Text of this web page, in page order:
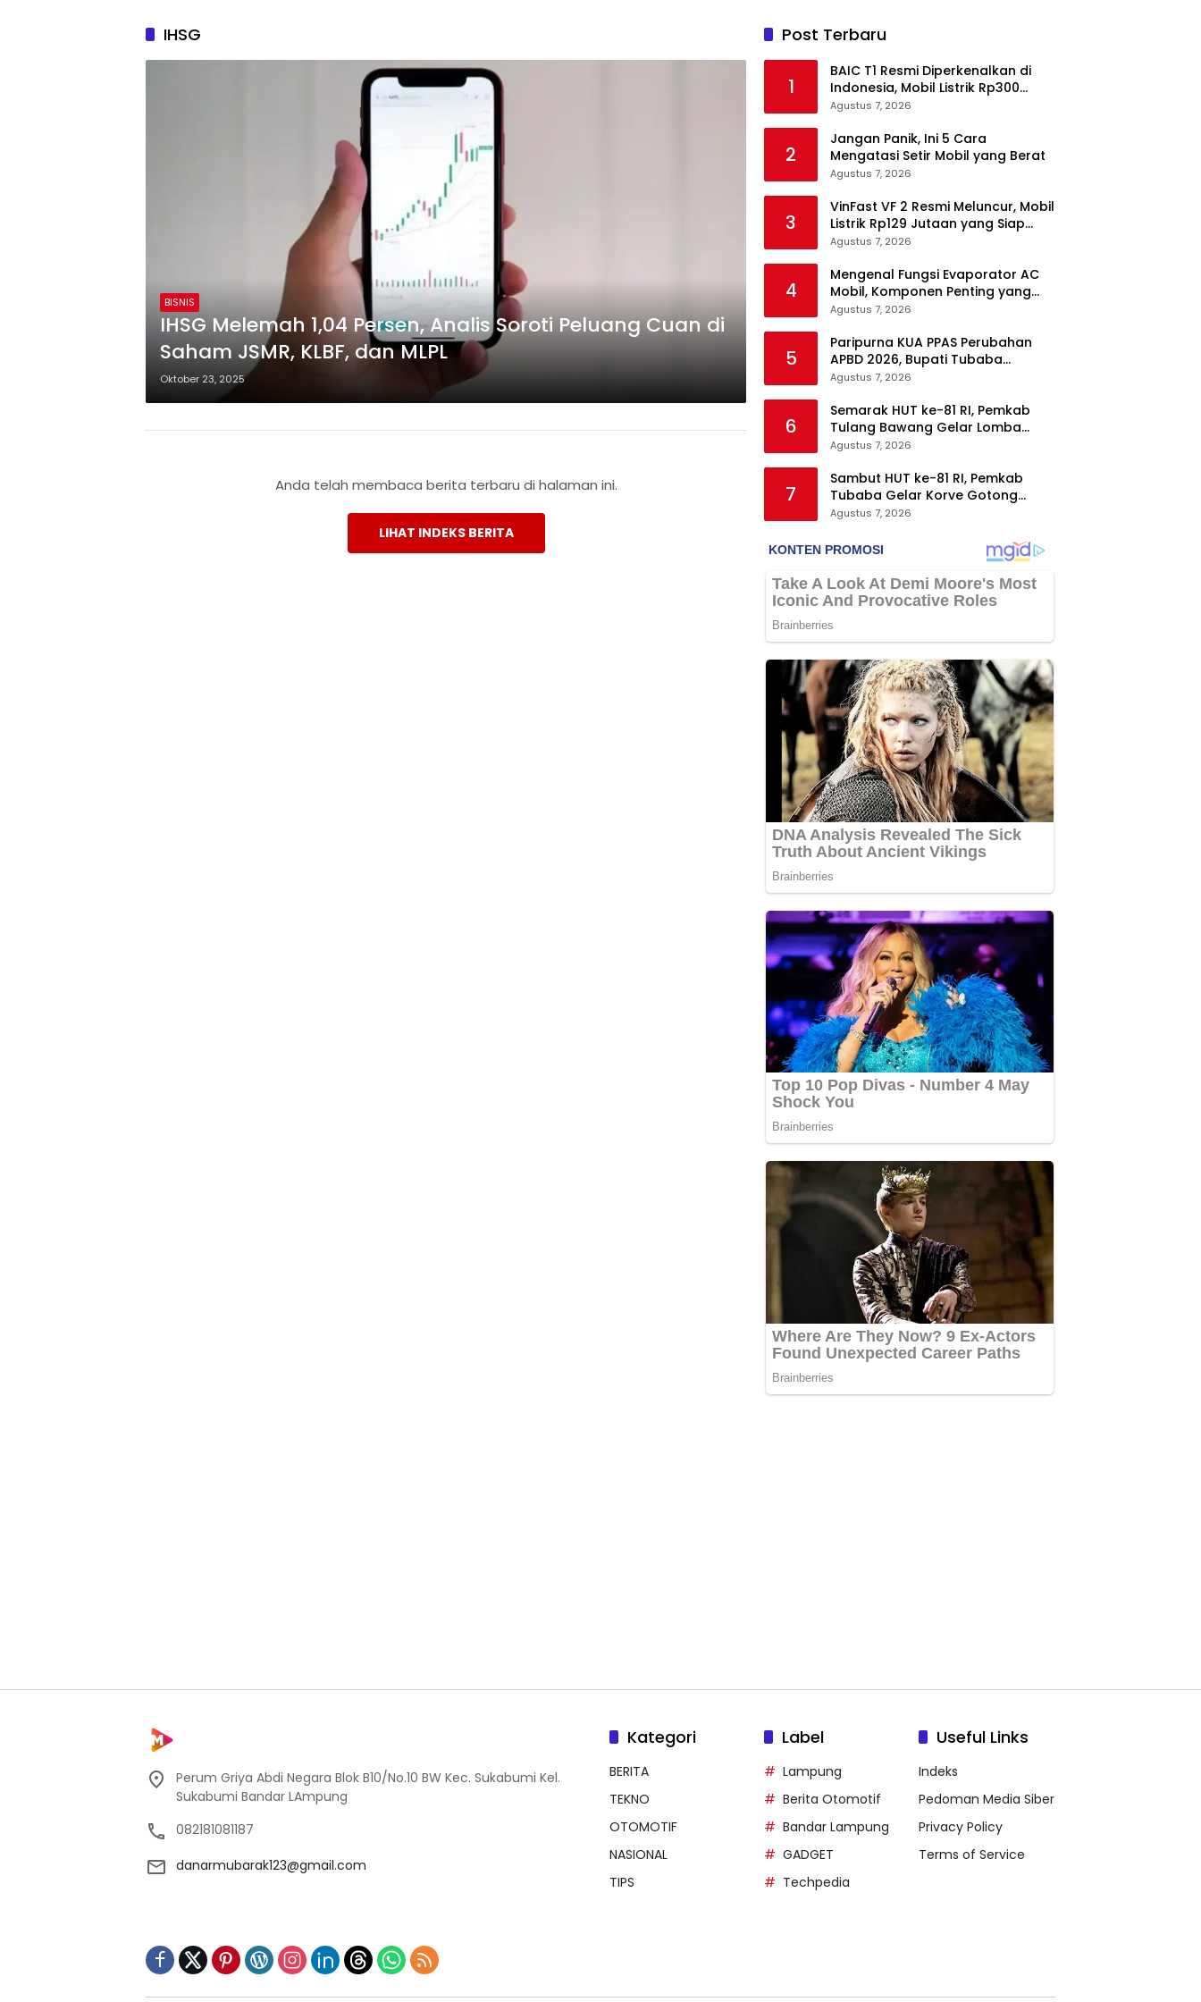
IHSG
BISNIS
IHSG Melemah 1,04 Persen, Analis Soroti Peluang Cuan di
Saham JSMR, KLBF, dan MLPL
Oktober 23, 2025
Anda telah membaca berita terbaru di halaman ini.
LIHAT INDEKS BERITA
Post Terbaru
1
BAIC T1 Resmi Diperkenalkan di
Indonesia, Mobil Listrik Rp300
Jutaan Siap Ramaikan Pasar EV
Agustus 7, 2026
2
Jangan Panik, Ini 5 Cara
Mengatasi Setir Mobil yang Berat
Agustus 7, 2026
3
VinFast VF 2 Resmi Meluncur, Mobil
Listrik Rp129 Jutaan yang Siap
Jadi Alternatif Pengganti Motor
Agustus 7, 2026
4
Mengenal Fungsi Evaporator AC
Mobil, Komponen Penting yang
Sering Terlupakan
Agustus 7, 2026
5
Paripurna KUA PPAS Perubahan
APBD 2026, Bupati Tubaba
Targetkan Pendapatan Daerah
Agustus 7, 2026
6
Semarak HUT ke-81 RI, Pemkab
Tulang Bawang Gelar Lomba
Senam Udang Manis
Agustus 7, 2026
7
Sambut HUT ke-81 RI, Pemkab
Tubaba Gelar Korve Gotong
Royong dan Bersih-Bersih
Agustus 7, 2026
Perum Griya Abdi Negara Blok B10/No.10 BW Kec. Sukabumi Kel.
Sukabumi Bandar LAmpung
082181081187
danarmubarak123@gmail.com
Kategori
BERITA
TEKNO
OTOMOTIF
NASIONAL
TIPS
Label
Lampung
Berita Otomotif
Bandar Lampung
GADGET
Techpedia
Useful Links
Indeks
Pedoman Media Siber
Privacy Policy
Terms of Service